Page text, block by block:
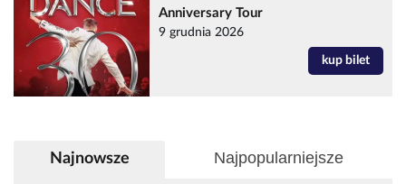
Anniversary Tour
9 grudnia 2026
kup bilet
Najnowsze Najpopularniejsze